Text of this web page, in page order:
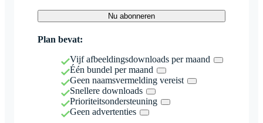
Nu abonneren
Plan bevat:
Vijf afbeeldingsdownloads per maand
Één bundel per maand
Geen naamsvermelding vereist
Snellere downloads
Prioriteitsondersteuning
Geen advertenties